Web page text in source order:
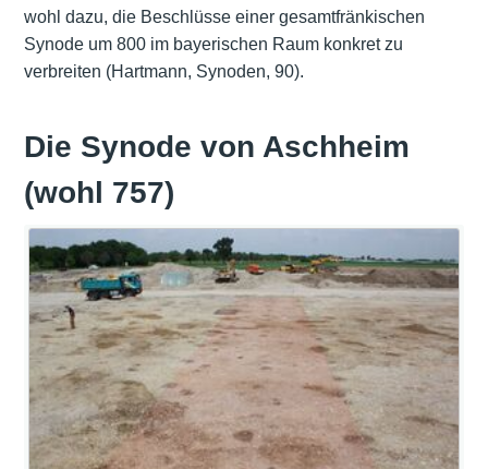
wohl dazu, die Beschlüsse einer gesamtfränkischen
Synode um 800 im bayerischen Raum konkret zu
verbreiten (Hartmann, Synoden, 90).
Die Synode von Aschheim
(wohl 757)